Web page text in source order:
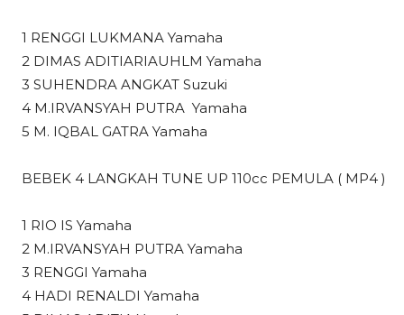
1 RENGGI LUKMANA Yamaha
2 DIMAS ADITIARIAUHLM Yamaha
3 SUHENDRA ANGKAT Suzuki
4 M.IRVANSYAH PUTRA Yamaha
5 M. IQBAL GATRA Yamaha
BEBEK 4 LANGKAH TUNE UP 110cc PEMULA ( MP4 )
1 RIO IS Yamaha
2 M.IRVANSYAH PUTRA Yamaha
3 RENGGI Yamaha
4 HADI RENALDI Yamaha